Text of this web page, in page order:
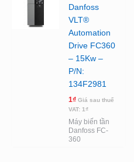
Danfoss
VLT®
Automation
Drive FC360
– 15Kw –
P/N:
134F2981
1₫ Giá sau thuế
VAT: 1₫
Máy biến tần
Danfoss FC-
360